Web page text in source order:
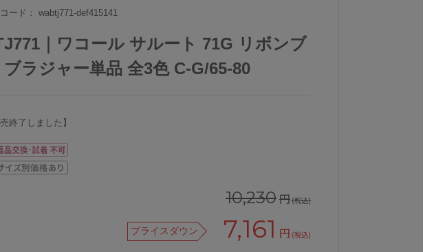
ード： wabtj771-def415141
｜ワコール サルート 71G リボンブ
ブラジャー単品 全3色 C-G/65-80
売終了しました】
10,230円(税込)
プライスダウン 7,161 円 (税込)